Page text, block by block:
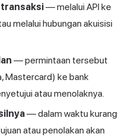
— melalui API ke
melalui hubungan akuisisi
— permintaan tersebut
Mastercard) ke bank
atau menolaknya.
— dalam waktu kurang
atau penolakan akan